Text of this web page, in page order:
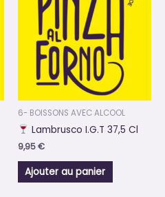
6- BOISSONS AVEC ALCOOL
Lambrusco I.G.T 37,5 Cl
9,95€
Ajouter au panier